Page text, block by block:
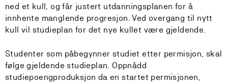
ned et kull, og får justert utdanningsplanen for å
innhente manglende progresjon. Ved overgang til nytt
kull vil studieplan for det nye kullet være gjeldende.
Studenter som påbegynner studiet etter permisjon, skal
følge gjeldende studieplan. Oppnådd
studiepoengproduksjon da en startet permisjonen,